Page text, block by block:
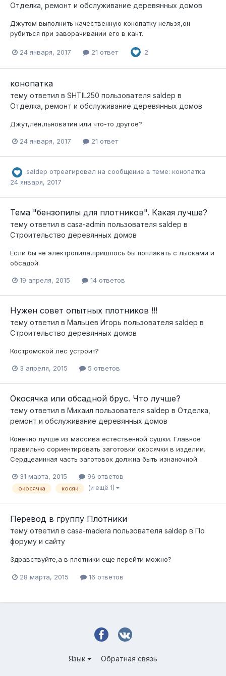
Отделка, ремонт и обслуживание деревянных домов
Джутом выполнить качественную конопатку нельзя,он
рубиться при заворачивании его в кант.
24 января, 2017 21 ответ 2
конопатка
тему ответил в SHTIL250 пользователя saldep в
Отделка, ремонт и обслуживание деревянных домов
Джут,лён,льноватин или что-то другое?
24 января, 2017 21 ответ
saldep отреагировал на сообщение в теме: конопатка
24 января, 2017
Тема "бензопилы для плотников". Какая лучше?
тему ответил в casa-admin пользователя saldep в
Строительство деревянных домов
Если бы не электропила,пришлось бы поплакать с лысками и
обсадой.
19 апреля, 2015 14 ответов
Нужен совет опытных плотников !!!
тему ответил в Мальцев Игорь пользователя saldep в
Строительство деревянных домов
Костромской лес устроит?
3 апреля, 2015 5 ответов
Окосячка или обсадной брус. Что лучше?
тему ответил в Михаил пользователя saldep в Отделка,
ремонт и обслуживание деревянных домов
Конечно лучше из массива естественной сушки. Главное
правильно сориентировать заготовки окосячки в изделии.
Сердцеаинная часть заготовок должна быть изнаночной.
31 марта, 2015 96 ответов
окосячка косяк (и ещё 1)
Перевод в группу Плотники
тему ответил в casa-madera пользователя saldep в По
форуму и сайту
Здравствуйте,а в плотники еще перейти можно?
28 марта, 2015 16 ответов
Язык Обратная связь